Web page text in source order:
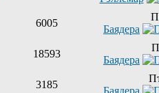
6005
Баядера
18593
Баядера
3185
Баядера